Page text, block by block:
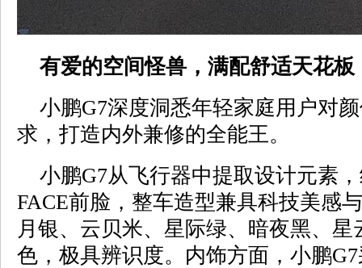
有爱的空间怪兽，满配舒适天花板
小鹏G7深度洞悉年轻家庭用户对
求，打造内外兼修的全能王。
小鹏G7从飞行器中提取设计元素
FACE前脸，整车造型兼具科技美感
月银、云贝米、星际绿、暗夜黑、
色，极具辨识度。内饰方面，小鹏